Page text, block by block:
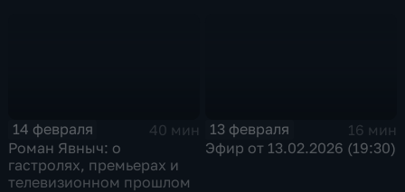
14 февраля
40 мин
Роман Явныч: о
гастролях, премьерах и
телевизионном прошлом
13 февраля
16 мин
Эфир от 13.02.2026 (19:30)